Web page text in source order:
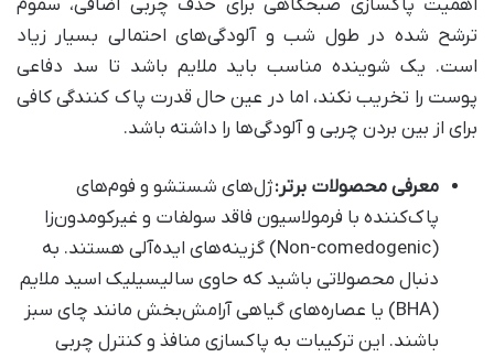
اهمیت پاکسازی صبحگاهی برای حذف چربی اضافی، سموم
ترشح شده در طول شب و آلودگی‌های احتمالی بسیار زیاد
است. یک شوینده مناسب باید ملایم باشد تا سد دفاعی
پوست را تخریب نکند، اما در عین حال قدرت پاک کنندگی کافی
برای از بین بردن چربی و آلودگی‌ها را داشته باشد.
معرفی محصولات برتر:ژل‌های شستشو و فوم‌های
پاک‌کننده با فرمولاسیون فاقد سولفات و غیرکومدون‌زا
(Non-comedogenic) گزینه‌های ایده‌آلی هستند. به
دنبال محصولاتی باشید که حاوی سالیسیلیک اسید ملایم
(BHA) یا عصاره‌های گیاهی آرامش‌بخش مانند چای سبز
باشند. این ترکیبات به پاکسازی منافذ و کنترل چربی